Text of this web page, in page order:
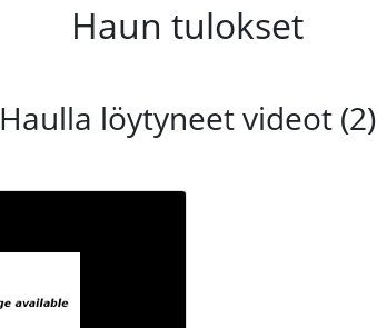
Haun tulokset
Haulla löytyneet videot (2)